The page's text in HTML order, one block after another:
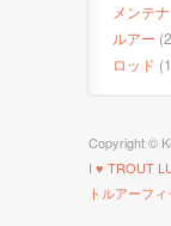
メンテ
ルアー
ロッド
Copyright ©
I ♥ TROUT
トルアーフ